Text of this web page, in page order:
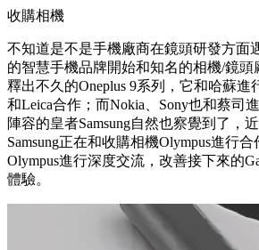
收購相機
不知道是不是手機廠商在鏡頭研發方面
的智慧手機品牌開始和知名的相機/鏡頭
釋出不久的Oneplus 9系列，它和哈蘇
和Leica合作；而Nokia、Sony也和蔡司
陣容的皇者Samsung自然也察覺到了，
Samsung正在和收購相機Olympus進行
Olympus進行深度交流，改善接下來的
體驗。